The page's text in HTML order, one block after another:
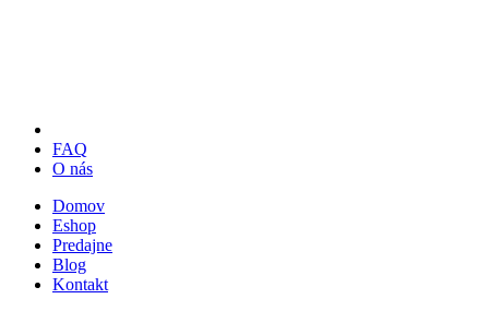
FAQ
O nás
Domov
Eshop
Predajne
Blog
Kontakt